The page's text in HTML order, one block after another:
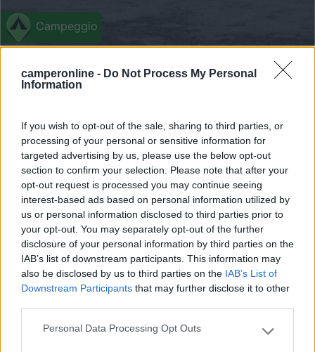
camperonline - Do Not Process My Personal
Information
If you wish to opt-out of the sale, sharing to third parties, or
processing of your personal or sensitive information for
targeted advertising by us, please use the below opt-out
section to confirm your selection. Please note that after your
opt-out request is processed you may continue seeing
interest-based ads based on personal information utilized by
us or personal information disclosed to third parties prior to
your opt-out. You may separately opt-out of the further
disclosure of your personal information by third parties on the
IAB’s list of downstream participants. This information may
also be disclosed by us to third parties on the IAB’s List of
Downstream Participants that may further disclose it to other
Please note that this website/app uses one or more Google
Personal Data Processing Opt Outs
Campeggio
8 5
Immerso nella natura, con vista sull'Etna, l’agricampeg...
Linguaglossa (CT) - 6.5km
Via Unità d'Italia